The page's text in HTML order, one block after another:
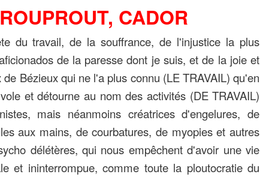
CADOR
du travail, de la souffrance, de l'injustice la plus
de la paresse dont je suis, et de la joie et
Bézieux qui ne l'a plus connu (LE TRAVAIL) qu'en
et détourne au nom des activités (DE TRAVAIL)
mais néanmoins créatrices d'engelures, de
aux mains, de courbatures, de myopies et autres
délétères, qui nous empêchent d'avoir une vie
et ininterrompue, comme toute la ploutocratie du